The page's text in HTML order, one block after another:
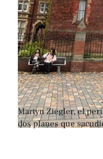
Martyn Ziegler, el
dos planes que